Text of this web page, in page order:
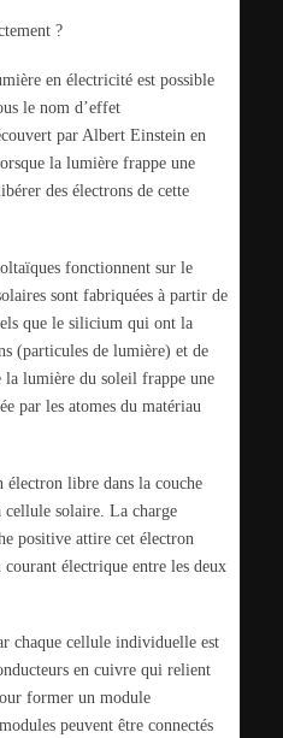
?
en électricité est possible
le nom d’effet
par Albert Einstein en
la lumière frappe une
des électrons de cette
fonctionnent sur le
sont fabriquées à partir de
que le silicium qui ont la
(particules de lumière) et de
lumière du soleil frappe une
par les atomes du matériau
électron libre dans la couche
solaire. La charge
positive attire cet électron
électrique entre les deux
chaque cellule individuelle est
en cuivre qui relient
former un module
peuvent être connectés